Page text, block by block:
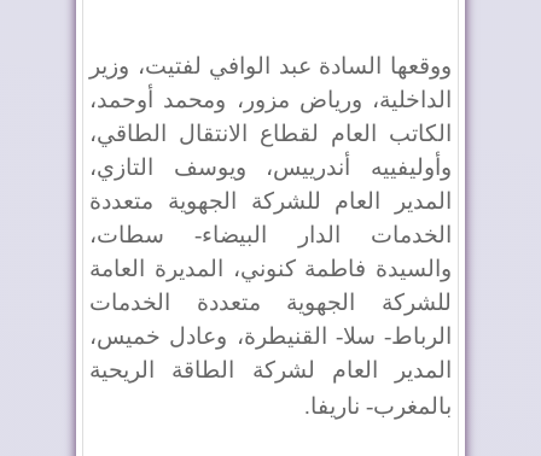
ووقعها السادة عبد الوافي لفتيت، وزير
الداخلية، ورياض مزور، ومحمد أوحمد،
الكاتب العام لقطاع الانتقال الطاقي،
وأوليفييه أندرييس، ويوسف التازي،
المدير العام للشركة الجهوية متعددة
الخدمات الدار البيضاء- سطات،
والسيدة فاطمة كنوني، المديرة العامة
للشركة الجهوية متعددة الخدمات
الرباط- سلا- القنيطرة، وعادل خميس،
المدير العام لشركة الطاقة الريحية
بالمغرب- ناريفا.